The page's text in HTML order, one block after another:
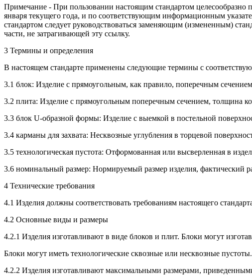
Примечание - При пользовании настоящим стандартом целесообразно
января текущего года, и по соответствующим информационным
стандартом следует руководствоваться заменяющим (измененным)
части, не затрагивающей эту ссылку.
3 Термины и определения
В настоящем стандарте применены следующие термины с
3.1 блок: Изделие с прямоугольным, как правило, поперечным
3.2 плита: Изделие с прямоугольным поперечным сечением, толщина
3.3 блок U-образной формы: Изделие с выемкой в постельной
3.4 карманы для захвата: Несквозные углубления в торцевой
3.5 технологическая пустота: Отформованная или высверленная в
3.6 номинальный размер: Нормируемый размер изделия, фактический
4 Технические требования
4.1 Изделия должны соответствовать требованиям настоящего
4.2 Основные виды и размеры
4.2.1 Изделия изготавливают в виде блоков и плит. Блоки могут
Блоки могут иметь технологические сквозные или несквозные
4.2.2 Изделия изготавливают максимальными размерами,